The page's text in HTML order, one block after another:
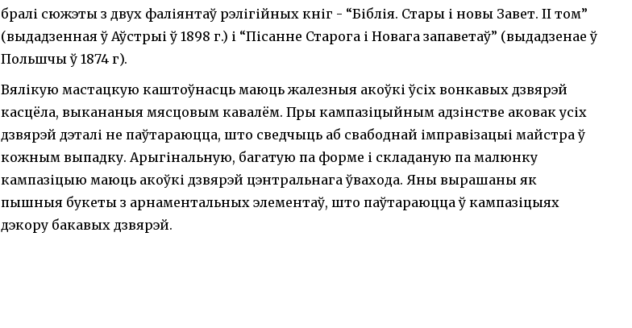
бралі сюжэты з двух фаліянтаў рэлігійных кніг - “Біблія. Стары і новы Завет. ІІ том”
(выдадзенная ў Аўстрыі ў 1898 г.) і “Пісанне Старога і Новага запаветаў” (выдадзенае ў
Польшчы ў 1874 г).
Вялікую мастацкую каштоўнасць маюць жалезныя акоўкі ўсіх вонкавых дзвярэй
касцёла, выкананыя мясцовым кавалём. Пры кампазіцыйным адзінстве аковак усіх
дзвярэй дэталі не паўтараюцца, што сведчыць аб свабоднай імправізацыі майстра ў
кожным выпадку. Арыгінальную, багатую па форме і складаную па малюнку
кампазіцыю маюць акоўкі дзвярэй цэнтральнага ўвахода. Яны вырашаны як
пышныя букеты з арнаментальных элементаў, што паўтараюцца ў кампазіцыях
дэкору бакавых дзвярэй.